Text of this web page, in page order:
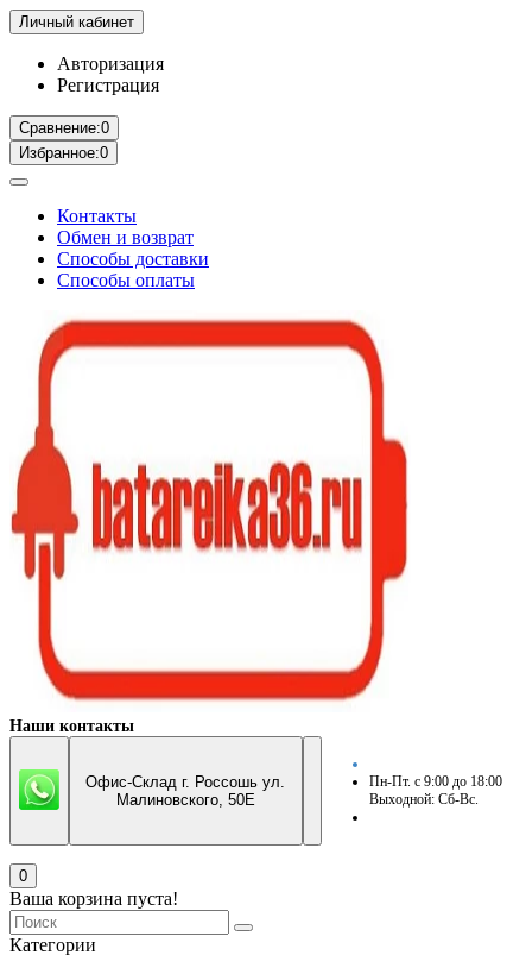
Личный кабинет
Авторизация
Регистрация
Сравнение:0
Избранное:0
Контакты
Обмен и возврат
Способы доставки
Способы оплаты
Наши контакты
Офис-Склад г. Россошь ул.
Малиновского, 50Е
Пн-Пт. с 9:00 до 18:00
Выходной: Сб-Вс.
0
Ваша корзина пуста!
Категории